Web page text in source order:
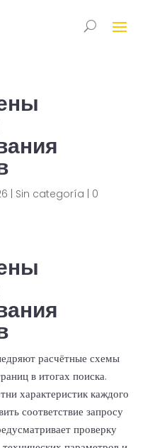
| Sin categoría | 0
расчётные схемы
в итогах поиска.
характеристик каждого
соответствие запросу
проверку